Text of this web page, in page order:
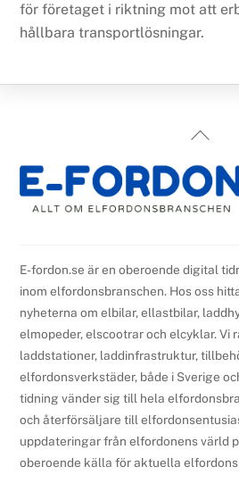
för företaget i riktning mot att
hållbara transportlösningar.
Back
Top
E-fordon.se är en oberoende digital
inom elfordonsbranschen. Hos oss
nyheterna om elbilar, ellastbilar,
elmopeder, elscootrar och elcyklar. Vi
laddstationer, laddinfrastruktur,
elfordonsverkstäder, både i Sverige
tidning vänder sig till hela
och återförsäljare till
uppdateringar från elfordonens värld
oberoende källa för aktuella